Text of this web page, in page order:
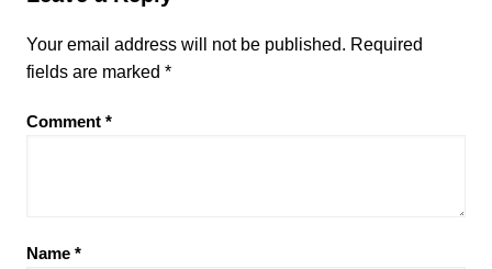
Your email address will not be published. Required
fields are marked *
Comment *
Name *